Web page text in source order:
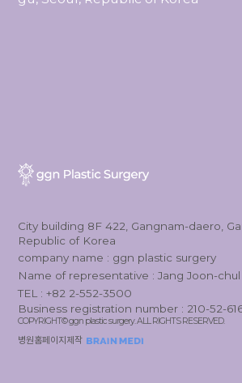
City building 8F 422, Gangnam-daero,
Republic of Korea
company name : ggn plastic surgery
Name of representative : Jang Joon-chul
TEL : +82 2-552-3500
Business registration number : 210-52-
COPYRIGHT© ggn plastic surgery. ALL RIGHTS RESERVED.
병원홈페이지제작